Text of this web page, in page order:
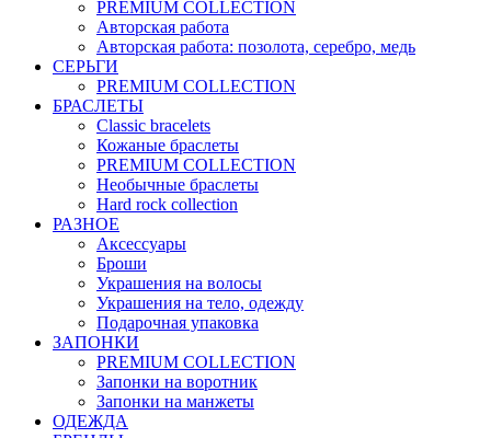
PREMIUM COLLECTION
Авторская работа
Авторская работа: позолота, серебро, медь
СЕРЬГИ
PREMIUM COLLECTION
БРАСЛЕТЫ
Classic bracelets
Кожаные браслеты
PREMIUM COLLECTION
Необычные браслеты
Hard rock collection
РАЗНОЕ
Аксессуары
Броши
Украшения на волосы
Украшения на тело, одежду
Подарочная упаковка
ЗАПОНКИ
PREMIUM COLLECTION
Запонки на воротник
Запонки на манжеты
ОДЕЖДА